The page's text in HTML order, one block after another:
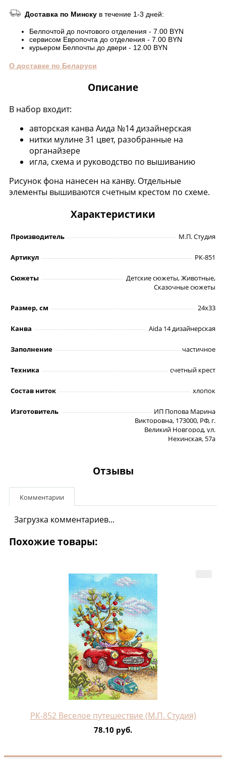
Доставка по Минску в течение 1-3 дней:
Белпочтой до почтового отделения - 7.00 BYN
сервисом Европочта до отделения - 7.00 BYN
курьером Белпочты до двери - 12.00 BYN
О доставке по Беларуси
Описание
В набор входит:
авторская канва Аида №14 дизайнерская
нитки мулине 31 цвет, разобранные на
органайзере
игла, схема и руководство по вышиванию
Рисунок фона нанесен на канву. Отдельные
элементы вышиваются счетным крестом по схеме.
Характеристики
Производитель М.П. Студия
Артикул РК-851
Сюжеты
Детские сюжеты, Животные,
Сказочные сюжеты
Размер, см 24х33
Канва Aida 14 дизайнерская
Заполнение частичное
Техника счетный крест
Состав ниток хлопок
Изготовитель
ИП Попова Марина
Викторовна, 173000, РФ, г.
Великий Новгород, ул.
Нехинская, 57а
Отзывы
Комментарии
Загрузка комментариев...
Похожие товары:
РК-852 Веселое путешествие (М.П. Студия)
78.10 руб.